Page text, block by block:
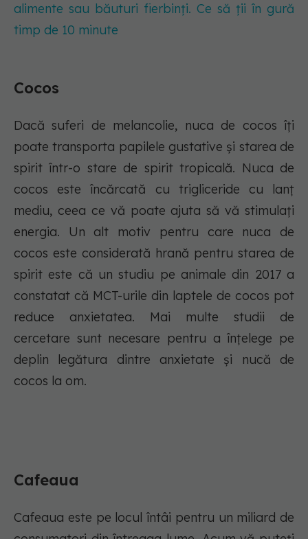
alimente sau băuturi fierbinți. Ce să ții în gură
timp de 10 minute
Cocos
Dacă suferi de melancolie, nuca de cocos îți
poate transporta papilele gustative și starea de
spirit într-o stare de spirit tropicală. Nuca de
cocos este încărcată cu trigliceride cu lanț
mediu, ceea ce vă poate ajuta să vă stimulați
energia. Un alt motiv pentru care nuca de
cocos este considerată hrană pentru starea de
spirit este că un studiu pe animale din 2017 a
constatat că MCT-urile din laptele de cocos pot
reduce anxietatea. Mai multe studii de
cercetare sunt necesare pentru a înțelege pe
deplin legătura dintre anxietate și nucă de
cocos la om.
Cafeaua
Cafeaua este pe locul întâi pentru un miliard de